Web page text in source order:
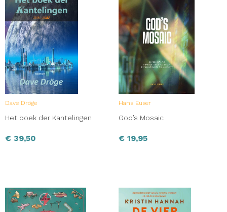
Dave Dröge
Het boek der Kantelingen
€ 39,50
Hans Euser
God’s Mosaic
€ 19,95